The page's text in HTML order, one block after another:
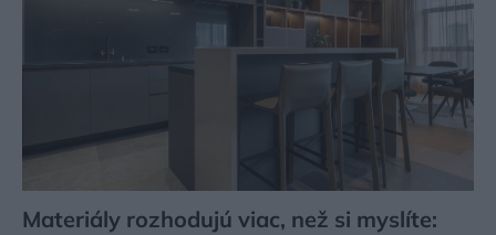
Materiály rozhodujú viac, než si myslíte: